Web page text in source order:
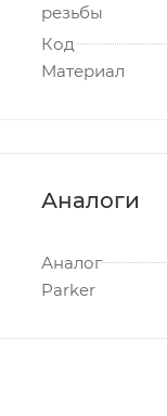
резьбы
Код
Материал
Аналоги
Аналог
Parker